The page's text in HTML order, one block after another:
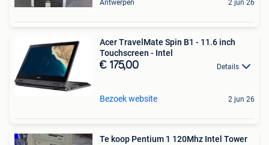
Antwerpen 2 jun 26
Acer TravelMate Spin B1 - 11.6 inch
Touchscreen - Intel
€ 175,00 Details
Bezoek website 2 jun 26
Te koop Pentium 1 120Mhz Intel Tower